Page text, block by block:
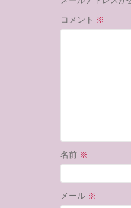
コメント ※
名前 ※
メール ※